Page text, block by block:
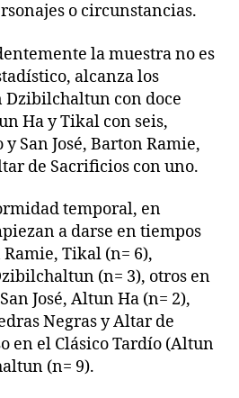
o circunstancias.
la muestra no es
alcanza los
Dzibilchaltun con doce
Ha y Tikal con seis,
San José, Barton Ramie,
de Sacrificios con uno.
temporal, en
a darse en tiempos
Tikal (n= 6),
(n= 3), otros en
José, Altun Ha (n= 2),
Negras y Altar de
en el Clásico Tardío (Altun
(n= 9).